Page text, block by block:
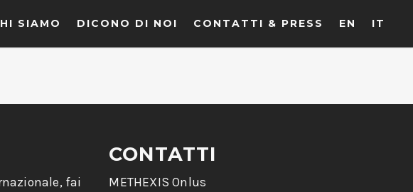
SIAMO DICONO DI NOI CONTATTI & PRESS EN IT
fai
CONTATTI
METHEXIS Onlus